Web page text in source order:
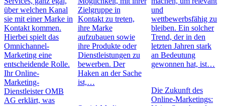
über welchen Kanal
sie mit einer Marke in
Kontakt kommen.
Hierbei spielt das
Omnichannel-
Marketing eine
entscheidende Rolle.
Ihr Online-
Marketing-
Dienstleister OMB
AG erklärt, was
Zielgruppe in
Kontakt zu treten,
ihre Marke
aufzubauen sowie
ihre Produkte oder
Dienstleistungen zu
bewerben. Der
Haken an der Sache
ist,…
und
wettbewerbsfähig zu
bleiben. Ein solcher
Trend, der in den
letzten Jahren stark
an Bedeutung
gewonnen hat, ist…
Die Zukunft des
Online-Marketings: